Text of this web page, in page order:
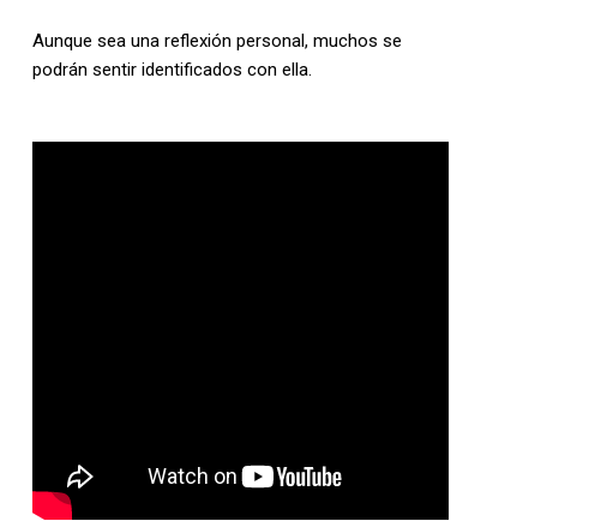
Aunque sea una reflexión personal, muchos se
podrán sentir identificados con ella.